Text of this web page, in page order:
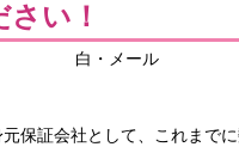
い！
保証会社として、これまで